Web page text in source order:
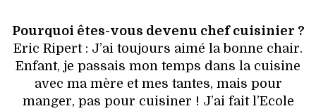
BEAUTÉ
MODE DE RUE
JEUNES CRÉATEURS
Pourquoi êtes-vous devenu chef cuisinier ?
Eric Ripert : J’ai toujours aimé la bonne chair.
Enfant, je passais mon temps dans la cuisine
avec ma mère et mes tantes, mais pour
manger, pas pour cuisiner ! J’ai fait l’Ecole